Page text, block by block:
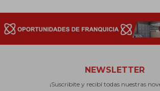
NEWSLETTER
¡Suscribite y recibí todas nuestras